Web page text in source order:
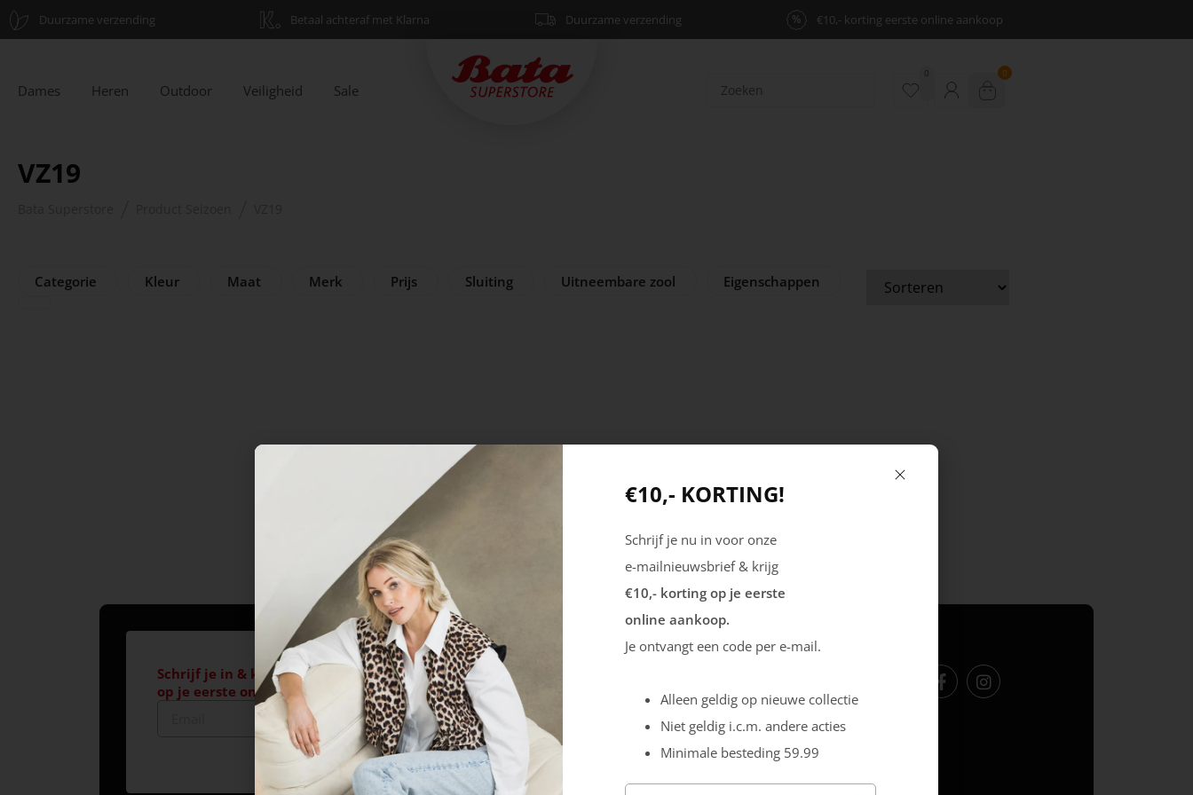
Duurzame verzending Betaal achteraf met Klarna Duurzame verzending % €10,- korting eerste online aankoop
Dames Heren Outdoor Veiligheid Sale
0 0
VZ19
Categorie Kleur Maat Merk Prijs Sluiting Uitneembare zool Eigenschappen
Schrijf je in & krijg €10,- korting*
op je eerste online aankoop!
Heren
Outdoor
Sale
Mijn account
Inloggen
€10,- KORTING!
Schrijf je nu in voor onze
e-mailnieuwsbrief & krijg
€10,- korting op je eerste
online aankoop.
Je ontvangt een code per e-mail.
Alleen geldig op nieuwe collectie
Niet geldig i.c.m. andere acties
Minimale besteding 59.99